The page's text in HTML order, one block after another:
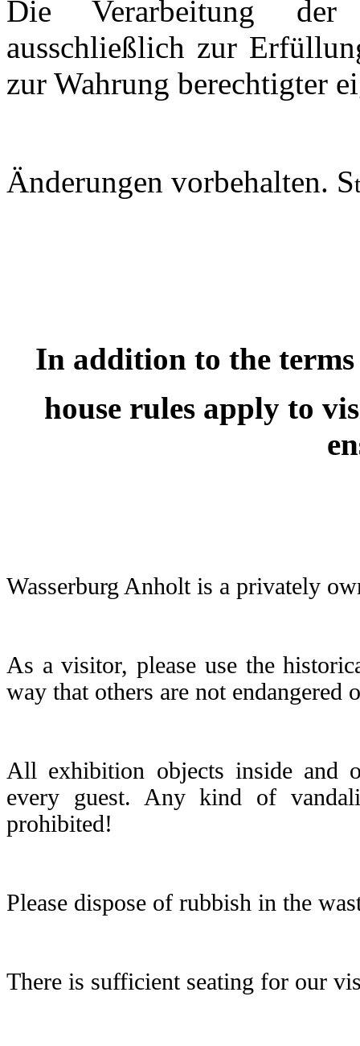
Die Verarbeitung der
ausschließlich zur
zur Wahrung berechtigter
Änderungen vorbehalten. S
In addition to the
house rules apply to
Wasserburg Anholt is a privately
As a visitor, please use the
way that others are not endangered
All exhibition objects inside and
every guest. Any kind of
prohibited!
Please dispose of rubbish in the
There is sufficient seating for our